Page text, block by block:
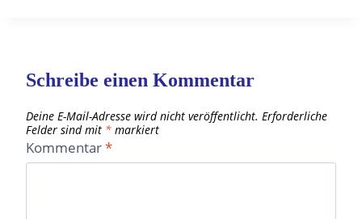
BEWÄLTIGEN
Schreibe einen Kommentar
Deine E-Mail-Adresse wird nicht veröffentlicht. Erforderliche
Felder sind mit * markiert
Kommentar*